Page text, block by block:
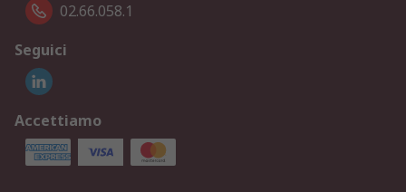
02.66.058.1
Seguici
Accettiamo